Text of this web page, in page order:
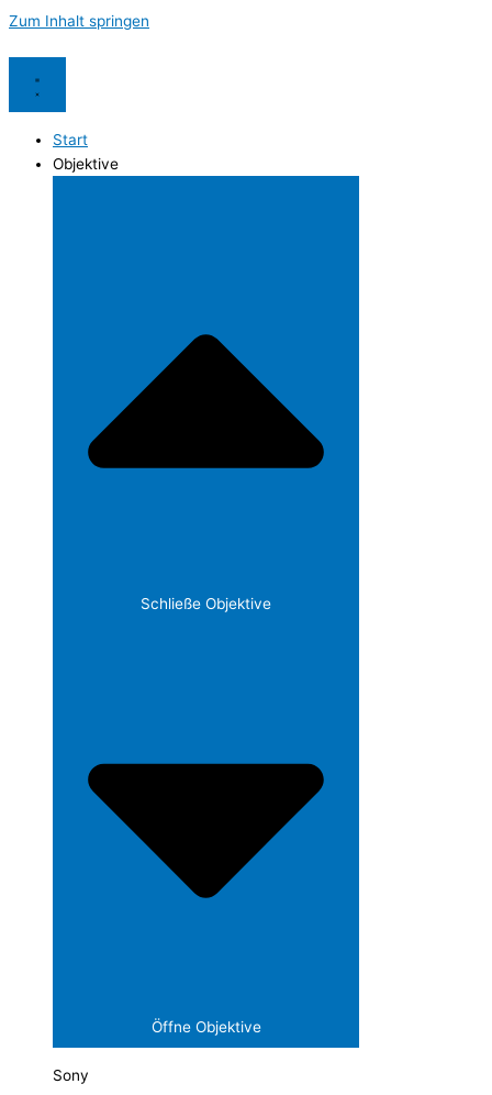
Zum Inhalt springen
Start
Objektive
Schließe Objektive
Öffne Objektive
Sony